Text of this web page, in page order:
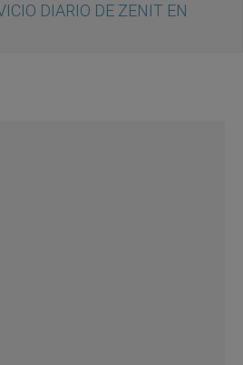
DIARIO DE ZENIT EN